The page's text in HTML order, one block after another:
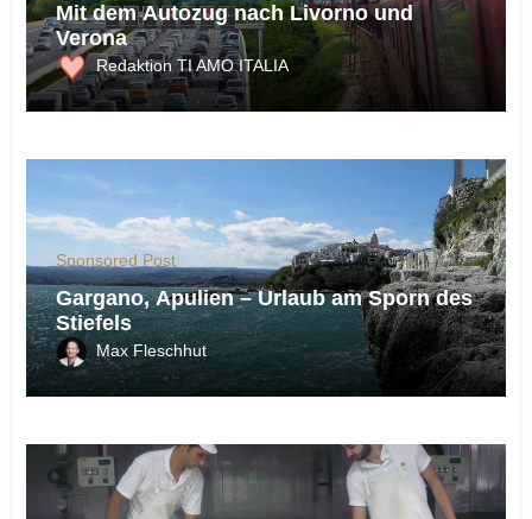
Mit dem Autozug nach Livorno und
Verona
Redaktion TI AMO ITALIA
Sponsored Post
Gargano, Apulien – Urlaub am Sporn des
Stiefels
Max Fleschhut